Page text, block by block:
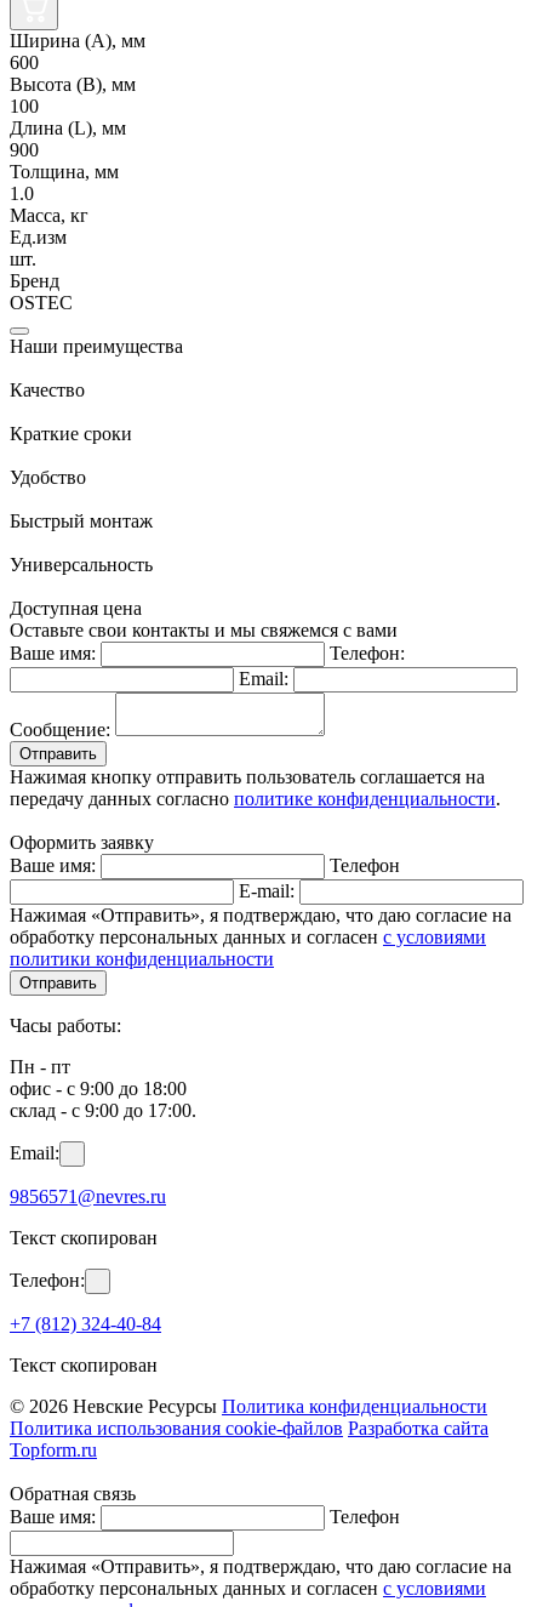
Ширина (А), мм
600
Высота (В), мм
100
Длина (L), мм
900
Толщина, мм
1.0
Масса, кг
Ед.изм
шт.
Бренд
OSTEC
Наши преимущества
Качество
Краткие сроки
Удобство
Быстрый монтаж
Универсальность
Доступная цена
Оставьте свои контакты и мы свяжемся с вами
Ваше имя:
Телефон:
Email:
Сообщение:
Отправить
Нажимая кнопку отправить пользователь соглашается на
передачу данных согласно политике конфиденциальности.
Оформить заявку
Ваше имя:
Телефон
E-mail:
Нажимая «Отправить», я подтверждаю, что даю согласие на
обработку персональных данных и согласен с условиями
политики конфиденциальности
Отправить
Часы работы:
Пн - пт
офис - с 9:00 до 18:00
склад - с 9:00 до 17:00.
Email:
9856571@nevres.ru
Текст скопирован
Телефон:
+7 (812) 324-40-84
Текст скопирован
© 2026 Невские Ресурсы Политика конфиденциальности
Политика использования cookie-файлов Разработка сайта
Topform.ru
Обратная связь
Ваше имя:
Телефон
Нажимая «Отправить», я подтверждаю, что даю согласие на
обработку персональных данных и согласен с условиями